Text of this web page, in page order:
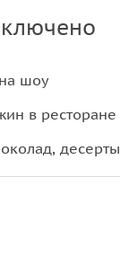
шоу
в ресторане
десерты